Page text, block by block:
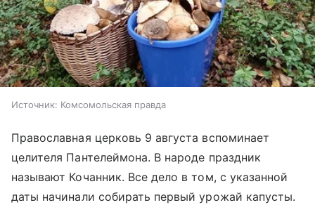
Источник: Комсомольская правда
Православная церковь 9 августа вспоминает
целителя Пантелеймона. В народе праздник
называют Кочанник. Все дело в том, с указанной
даты начинали собирать первый урожай капусты.